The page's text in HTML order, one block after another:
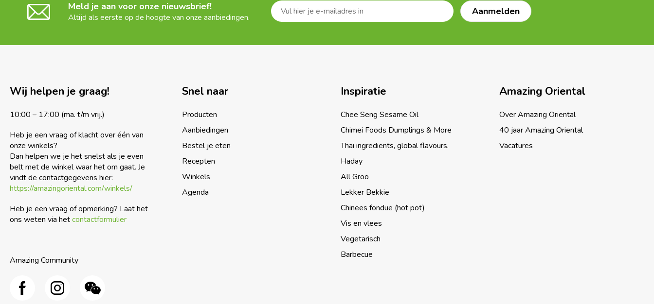
Meld je aan voor onze nieuwsbrief!
Altijd als eerste op de hoogte van onze aanbiedingen.
Wij helpen je graag!
10:00 – 17:00 (ma. t/m vrij.)
Heb je een vraag of klacht over één van
onze winkels?
Dan helpen we je het snelst als je even
belt met de winkel waar het om gaat. Je
vindt de contactgegevens hier:
https://amazingoriental.com/winkels/
Heb je een vraag of opmerking? Laat het
ons weten via hetcontactformulier
Amazing Community
Snel naar
Producten
Aanbiedingen
Bestel je eten
Recepten
Winkels
Agenda
Inspiratie
Chee Seng Sesame Oil
Chimei Foods Dumplings & More
Thai ingredients, global flavours.
Haday
All Groo
Lekker Bekkie
Chinees fondue (hot pot)
Vis en vlees
Vegetarisch
Barbecue
Amazing Oriental
Over Amazing Oriental
40 jaar Amazing Oriental
Vacatures